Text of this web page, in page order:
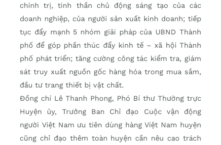
chính trị, tinh thần chủ động sáng tạo của các
doanh nghiệp, của người sản xuất kinh doanh; tiếp
tục đẩy mạnh 5 nhóm giải pháp của UBND Thành
phố để góp phần thúc đẩy kinh tế – xã hội Thành
phố phát triển; tăng cường công tác kiểm tra, giám
sát truy xuất nguồn gốc hàng hóa trong mua sắm,
đầu tư trang thiết bị vật chất.
Đồng chí Lê Thanh Phong, Phó Bí thư Thường trực
Huyện ủy, Trưởng Ban Chỉ đạo Cuộc vận động
người Việt Nam ưu tiên dùng hàng Việt Nam huyện
cũng chỉ đạo thêm toàn huyện cần nêu cao trách